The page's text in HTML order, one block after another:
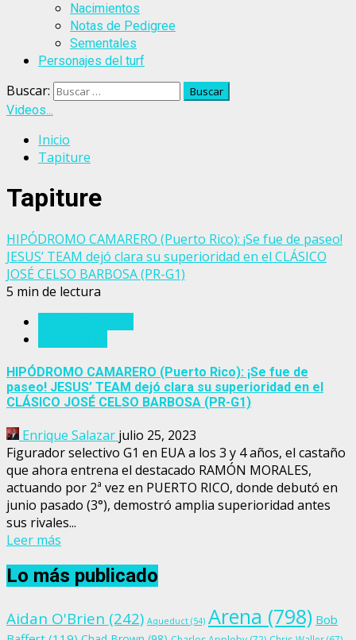
Nacimientos
Notas de Pedigree
Sementales
Personajes del turf
Buscar:
Videos...
Inicio
Tapiture
Tapiture
HIPÓDROMO CAMARERO (Puerto Rico): ¡Se fue de paseo!
JESUS’ TEAM dejó clara su superioridad en el CLÁSICO
JOSÉ CELSO BARBOSA (PR-G1)
5 min de lectura
HIPÓDROMO CAMARERO (Puerto Rico): ¡Se fue de
paseo! JESUS’ TEAM dejó clara su superioridad en el
CLÁSICO JOSÉ CELSO BARBOSA (PR-G1)
Enrique Salazar julio 25, 2023
Figurador selectivo G1 en EUA a los 3 y 4 años, el castaño
que ahora entrena el destacado RAMÓN MORALES,
actuando por 2ª vez en PUERTO RICO, donde debutó en
junio pasado (3°), demostró amplia superioridad antes
sus rivales...
Leer más
Lo más publicado
Aidan O'Brien (242) Aqueduct (54) Arena (798) Bob